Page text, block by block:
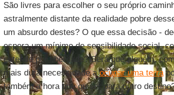
São livres para escolher o seu próprio
astralmente distante da realidade pobre
um absurdo destes? O que essa decisão -
espera um mínimo de sensibilidade social,
entende por liberdade? Será que alguém,
mais dura necessidade aocupar uma terra
também a hora que quiser para outro